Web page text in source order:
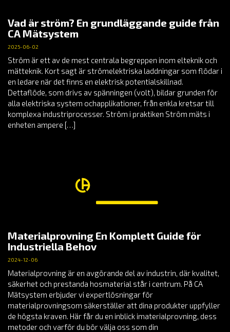
Vad är ström? En grundläggande guide från
CA Mätsystem
2025-06-02
Ström är ett av de mest centrala begreppen inom elteknik och
mätteknik. Kort sagt är strömelektriska laddningar som flödar i
en ledare när det finns en elektrisk potentialskillnad.
Dettaflöde, som drivs av spänningen (volt), bildar grunden för
alla elektriska system ochapplikationer, från enkla kretsar till
komplexa industriprocesser. Ström i praktiken Ström mäts i
enheten ampere […]
Materialprovning En Komplett Guide för
Industriella Behov
2024-12-06
Materialprovning är en avgörande del av industrin, där kvalitet,
säkerhet och prestanda hosmaterial står i centrum. På CA
Mätsystem erbjuder vi expertlösningar för
materialprovningsom säkerställer att dina produkter uppfyller
de högsta kraven. Här får du en inblick imaterialprovning, dess
metoder och varför du bör välja oss som din